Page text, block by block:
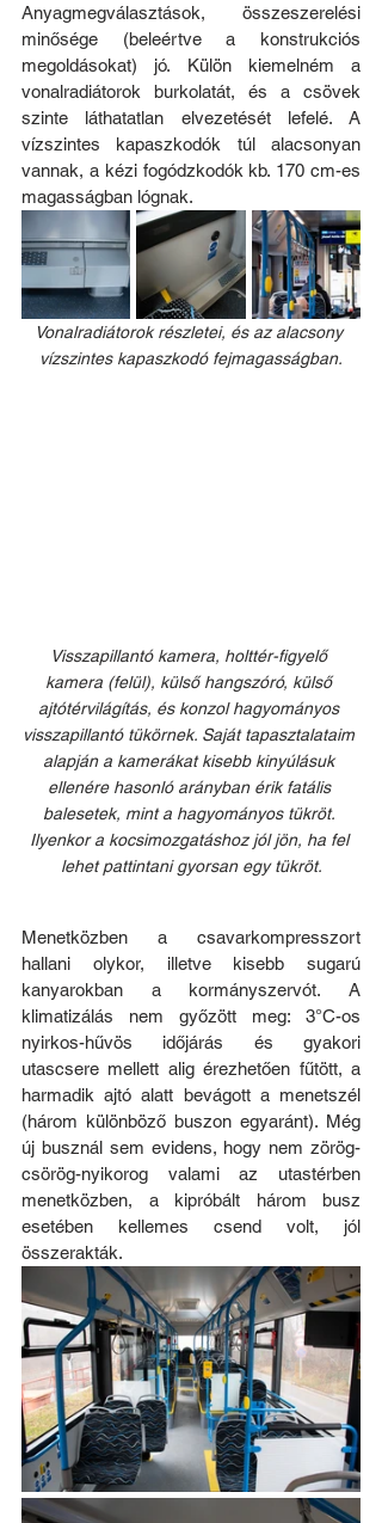
Anyagmegválasztások, összeszerelési
minősége (beleértve a konstrukciós
megoldásokat) jó. Külön kiemelném a
vonalradiátorok burkolatát, és a csövek
szinte láthatatlan elvezetését lefelé. A
vízszintes kapaszkodók túl alacsonyan
vannak, a kézi fogódzkodók kb. 170 cm-es
magasságban lógnak.
Vonalradiátorok részletei, és az alacsony
vízszintes kapaszkodó fejmagasságban.
Visszapillantó kamera, holttér-figyelő
kamera (felül), külső hangszóró, külső
ajtótérvilágítás, és konzol hagyományos
visszapillantó tükörnek. Saját tapasztalataim
alapján a kamerákat kisebb kinyúlásuk
ellenére hasonló arányban érik fatális
balesetek, mint a hagyományos tükröt.
Ilyenkor a kocsimozgatáshoz jól jön, ha fel
lehet pattintani gyorsan egy tükröt.
Menetközben a csavarkompresszort
hallani olykor, illetve kisebb sugarú
kanyarokban a kormányszervót. A
klimatizálás nem győzött meg: 3°C-os
nyirkos-hűvös időjárás és gyakori
utascsere mellett alig érezhetően fűtött, a
harmadik ajtó alatt bevágott a menetszél
(három különböző buszon egyaránt). Még
új busznál sem evidens, hogy nem zörög-
csörög-nyikorog valami az utastérben
menetközben, a kipróbált három busz
esetében kellemes csend volt, jól
összerakták.